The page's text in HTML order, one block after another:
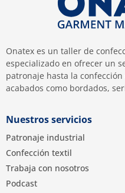
Onatex es un taller de
especializado en ofrecer un
patronaje hasta la
acabados como bordados,
Nuestros servicios
Patronaje industrial
Confección textil
Trabaja con nosotros
Podcast